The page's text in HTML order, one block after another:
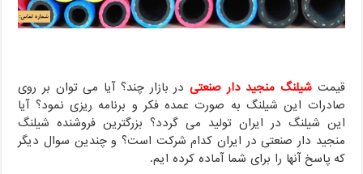
قیمت شیلنگ منجید دار صنعتی در بازار چند؟ آیا می توان بر روی
صادرات این شیلنگ به صورت عمده فکر و برنامه ریزی نمود؟ آیا
این شیلنگ در ایران تولید می گردد؟ بزرگترین فروشنده شیلنگ
منجید دار صنعتی در ایران کدام شرکت است؟ و چندین سوال دیگر
که پاسخ آنها را برای شما آماده کرده ایم.